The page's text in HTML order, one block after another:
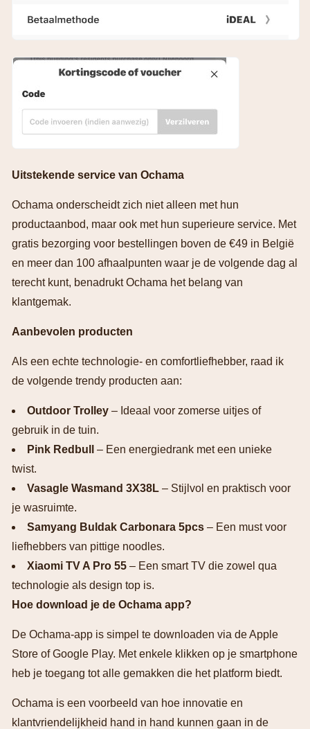
Uitstekende service van Ochama
Ochama onderscheidt zich niet alleen met hun
productaanbod, maar ook met hun superieure service. Met
gratis bezorging voor bestellingen boven de €49 in België
en meer dan 100 afhaalpunten waar je de volgende dag al
terecht kunt, benadrukt Ochama het belang van
klantgemak.
Aanbevolen producten
Als een echte technologie- en comfortliefhebber, raad ik
de volgende trendy producten aan:
Outdoor Trolley – Ideaal voor zomerse uitjes of
gebruik in de tuin.
Pink Redbull
– Een energiedrank met een unieke
twist.
Vasagle Wasmand 3X38L – Stijlvol en praktisch voor
je wasruimte.
Samyang Buldak Carbonara 5pcs – Een must voor
liefhebbers van pittige noodles.
Xiaomi TV A Pro 55 – Een smart TV die zowel qua
technologie als design top is.
Hoe download je de Ochama app?
De Ochama-app is simpel te downloaden via de Apple
Store of Google Play. Met enkele klikken op je smartphone
heb je toegang tot alle gemakken die het platform biedt.
Ochama is een voorbeeld van hoe innovatie en
klantvriendelijkheid hand in hand kunnen gaan in de